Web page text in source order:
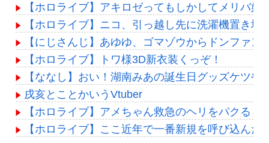
【ホロライブ】アキロゼってもしかしてメリバ好
【ホロライブ】ニコ、引っ越し先に洗濯機置き場
【にじさんじ】あゆゆ、ゴマゾウからドンファン
【ホロライブ】トワ様3D新衣装くっぞ！
【ななし】おい！湖南みあの誕生日グッズケツ
戌亥とことかいうVtuber
【ホロライブ】アメちゃん救急のヘリをパクる→
【ホロライブ】ここ近年で一番新規を呼び込んだ